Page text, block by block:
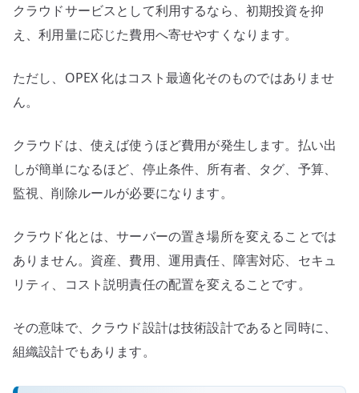
クラウドサービスとして利用するなら、初期投資を抑
え、利用量に応じた費用へ寄せやすくなります。
ただし、OPEX 化はコスト最適化そのものではありませ
ん。
クラウドは、使えば使うほど費用が発生します。払い出
しが簡単になるほど、停止条件、所有者、タグ、予算、
監視、削除ルールが必要になります。
クラウド化とは、サーバーの置き場所を変えることでは
ありません。資産、費用、運用責任、障害対応、セキュ
リティ、コスト説明責任の配置を変えることです。
その意味で、クラウド設計は技術設計であると同時に、
組織設計でもあります。